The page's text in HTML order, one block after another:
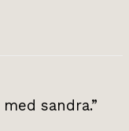
sandra.”